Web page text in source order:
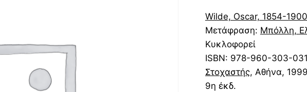
was:
12,72 €.
τιμή
8,90
Wilde, Oscar, 1854-1900
Μετάφραση: Μπόλλη,
Κυκλοφορεί
ISBN: 978-960-303-
Στοχαστής, Αθήνα, 1999
9η έκδ.